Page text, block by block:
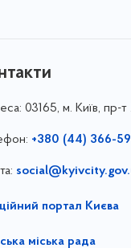
03165, м. Київ, пр-
+380 (44) 366-
портал Києва
міська рада